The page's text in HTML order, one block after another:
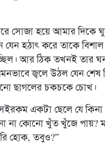
সোজা হয়ে আমার দিকে
হঠাৎ করে তাকে বিশাল
আর ঠিক তখনই তার
জ্বলে উঠল যেন শেষ
ছাগলের চকচকে চোখ।
একটা ছেলে যে কিনা
না কোনো খুঁত খুঁজে পায়?
হোক, তবুও?”